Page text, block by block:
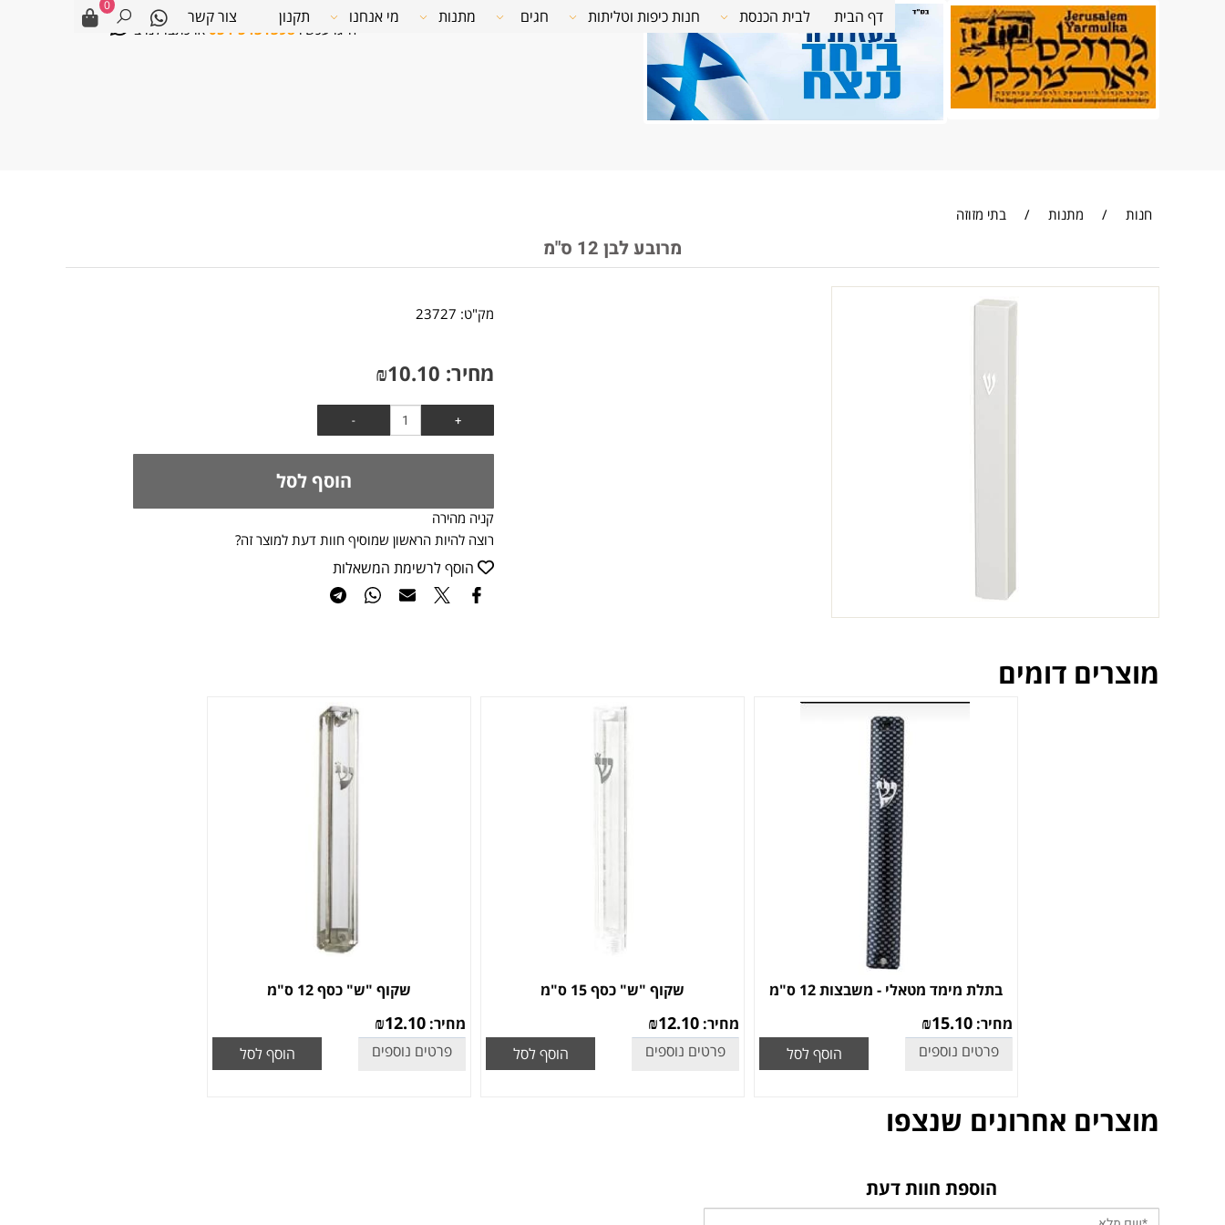
חייגו עכשיו 054-5431398 או כתבו לנו ב-
0
דף הבית לבית הכנסת חנות כיפות וטליתות חגים מתנות מי אנחנו תקנון צור קשר
חנות / מתנות / בתי מזוזה
מרובע לבן 12 ס"מ
מק"ט: 23727
מחיר: ₪10.10
הוסף לסל
קניה מהירה
רוצה להיות הראשון שמוסיף חוות דעת למוצר זה?
הוסף לרשימת המשאלות
מוצרים דומים
בתלת מימד מטאלי - משבצות 12 ס"מ
מחיר:
₪15.10
פרטים נוספים הוסף לסל
שקוף "ש" כסף 15 ס"מ
מחיר:
₪12.10
פרטים נוספים הוסף לסל
שקוף "ש" כסף 12 ס"מ
מחיר:
₪12.10
פרטים נוספים הוסף לסל
מוצרים אחרונים שנצפו
הוספת חוות דעת